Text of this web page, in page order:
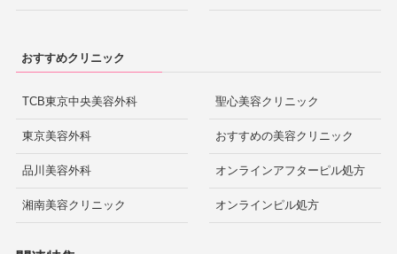
おすすめクリニック
TCB東京中央美容外科
東京美容外科
品川美容外科
湘南美容クリニック
聖心美容クリニック
おすすめの美容クリニック
オンラインアフターピル処方
オンラインピル処方